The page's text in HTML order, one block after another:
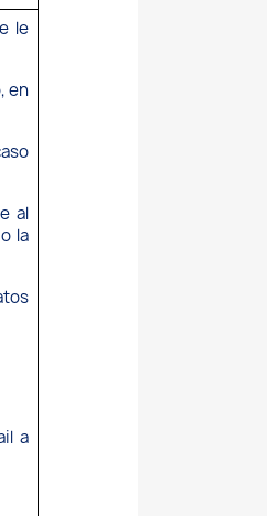
le
en
al
la
a